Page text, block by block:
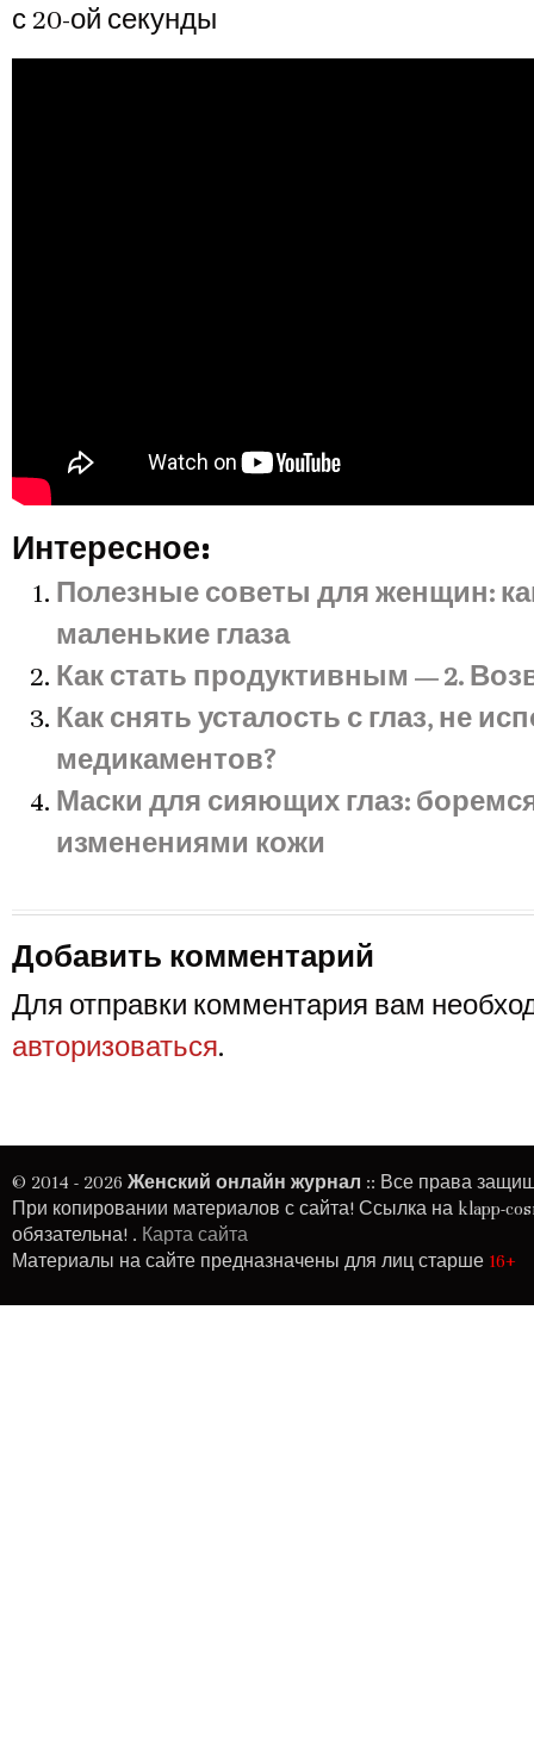
с 20-ой секунды
Интересное:
Полезные советы для женщин:
маленькие глаза
Как стать продуктивным — 2.
Как снять усталость с глаз, не
медикаментов?
Маски для сияющих глаз:
изменениями кожи
Добавить комментарий
Для отправки комментария вам
авторизоваться.
© 2014 - 2026 Женский онлайн журнал :: Все права
При копировании материалов с сайта! Ссылка на klapp-
обязательна! . Карта сайта
Материалы на сайте предназначены для лиц старше 16+